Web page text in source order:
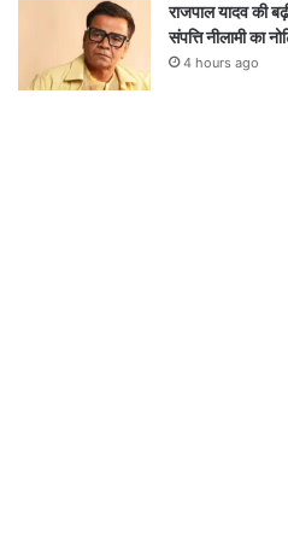
राजपाल यादव की
संपत्ति नीलामी का
4 hours ago